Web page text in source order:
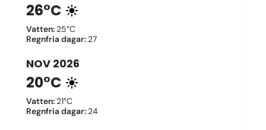
26°C
Vatten: 25°C
Regnfria dagar: 27
NOV 2026
20°C
Vatten: 21°C
Regnfria dagar: 24